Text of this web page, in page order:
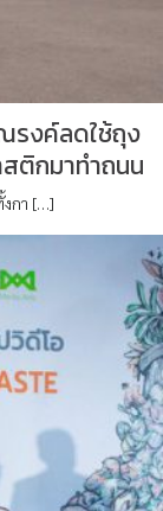
รงค์ลดใช้ถุง
ติกมาทำถนน
กา […]